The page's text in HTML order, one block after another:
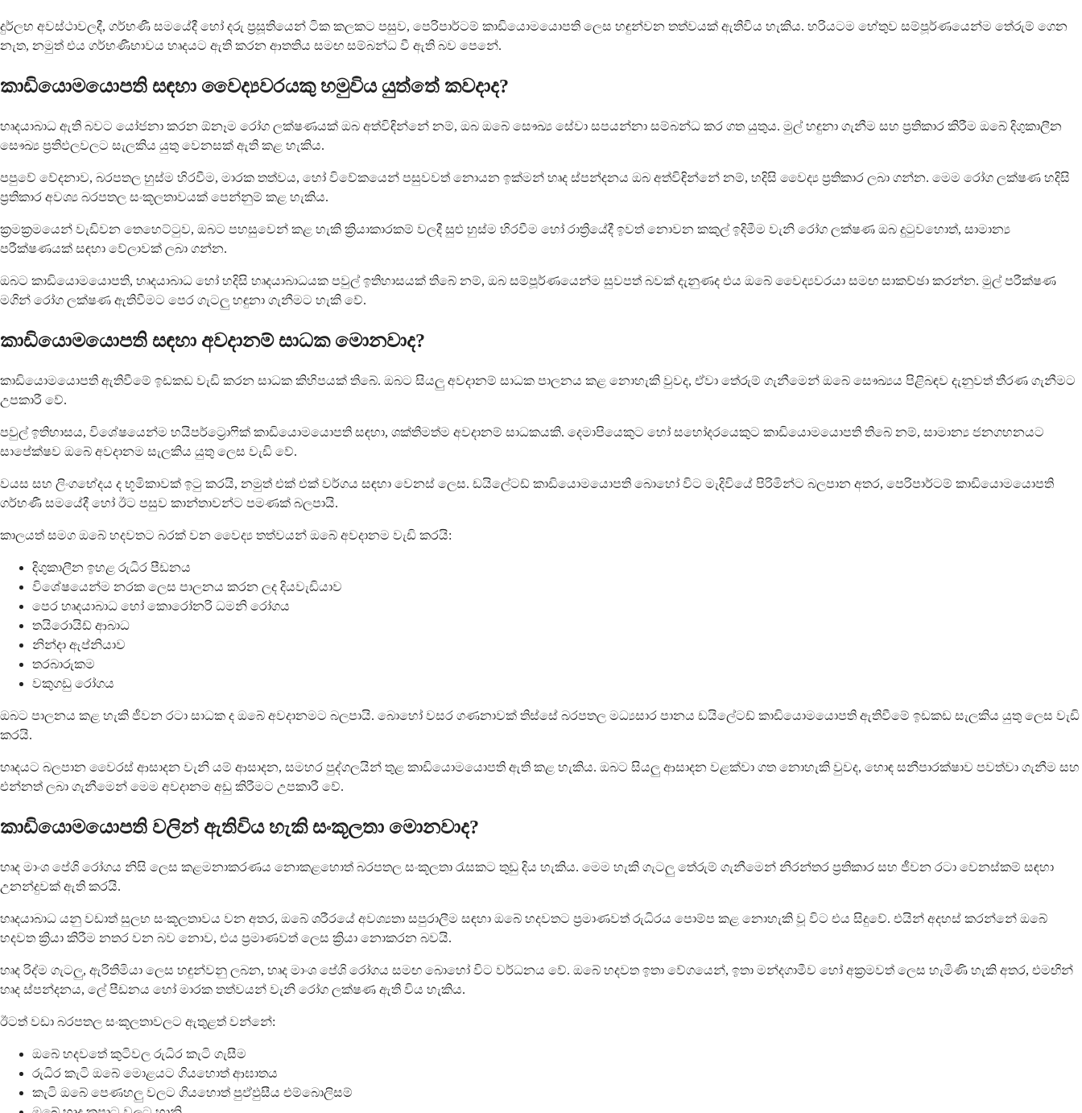
දුර්ලභ අවස්ථාවලදී, ගර්භණී සමයේදී හෝ දරු ප්‍රසූතියෙන් ටික කලකට පසුව, පෙරිපාර්ටම් කාඩියොමයොපති ලෙස හඳුන්වන තත්වයක් ඇතිවිය හැකිය. හරියටම හේතුව සම්පූර්ණයෙන්ම තේරුම් ගෙන
නැත, නමුත් එය ගර්භණීභාවය හෘදයට ඇති කරන ආතතිය සමඟ සම්බන්ධ වී ඇති බව පෙනේ.
කාඩියොමයොපති සඳහා වෛද්‍යවරයකු හමුවිය යුත්තේ කවදාද?
හෘදයාබාධ ඇති බවට යෝජනා කරන ඕනෑම රෝග ලක්ෂණයක් ඔබ අත්විඳින්නේ නම්, ඔබ ඔබේ සෞඛ්‍ය සේවා සපයන්නා සම්බන්ධ කර ගත යුතුය. මුල් හඳුනා ගැනීම සහ ප්‍රතිකාර කිරීම ඔබේ දිගුකාලීන
සෞඛ්‍ය ප්‍රතිඵලවලට සැලකිය යුතු වෙනසක් ඇති කළ හැකිය.
පපුවේ වේදනාව, බරපතල හුස්ම හිරවීම, මාරක තත්වය, හෝ විවේකයෙන් පසුවවත් නොයන ඉක්මන් හෘද ස්පන්දනය ඔබ අත්විඳින්නේ නම්, හදිසි වෛද්‍ය ප්‍රතිකාර ලබා ගන්න. මෙම රෝග ලක්ෂණ හදිසි
ප්‍රතිකාර අවශ්‍ය බරපතල සංකූලතාවයක් පෙන්නුම් කළ හැකිය.
ක්‍රමක්‍රමයෙන් වැඩිවන තෙහෙට්ටුව, ඔබට පහසුවෙන් කළ හැකි ක්‍රියාකාරකම් වලදී සුළු හුස්ම හිරවීම හෝ රාත්‍රියේදී ඉවත් නොවන කකුල් ඉදිමීම වැනි රෝග ලක්ෂණ ඔබ දුටුවහොත්, සාමාන්‍ය
පරීක්ෂණයක් සඳහා වේලාවක් ලබා ගන්න.
ඔබට කාඩියොමයොපති, හෘදයාබාධ හෝ හදිසි හෘදයාබාධයක පවුල් ඉතිහාසයක් තිබේ නම්, ඔබ සම්පූර්ණයෙන්ම සුවපත් බවක් දැනුණද එය ඔබේ වෛද්‍යවරයා සමඟ සාකච්ඡා කරන්න. මුල් පරීක්ෂණ
මගින් රෝග ලක්ෂණ ඇතිවීමට පෙර ගැටලු හඳුනා ගැනීමට හැකි වේ.
කාඩියොමයොපති සඳහා අවදානම් සාධක මොනවාද?
කාඩියොමයොපති ඇතිවීමේ ඉඩකඩ වැඩි කරන සාධක කිහිපයක් තිබේ. ඔබට සියලු අවදානම් සාධක පාලනය කළ නොහැකි වුවද, ඒවා තේරුම් ගැනීමෙන් ඔබේ සෞඛ්‍යය පිළිබඳව දැනුවත් තීරණ ගැනීමට
උපකාරී වේ.
පවුල් ඉතිහාසය, විශේෂයෙන්ම හයිපර්ට්‍රොෆික් කාඩියොමයොපති සඳහා, ශක්තිමත්ම අවදානම් සාධකයකි. දෙමාපියෙකුට හෝ සහෝදරයෙකුට කාඩියොමයොපති තිබේ නම්, සාමාන්‍ය ජනගහනයට
සාපේක්ෂව ඔබේ අවදානම සැලකිය යුතු ලෙස වැඩි වේ.
වයස සහ ලිංගභේදය ද භූමිකාවක් ඉටු කරයි, නමුත් එක් එක් වර්ගය සඳහා වෙනස් ලෙස. ඩයිලේටඩ් කාඩියොමයොපති බොහෝ විට මැදිවියේ පිරිමින්ට බලපාන අතර, පෙරිපාර්ටම් කාඩියොමයොපති
ගර්භණී සමයේදී හෝ ඊට පසුව කාන්තාවන්ට පමණක් බලපායි.
කාලයත් සමග ඔබේ හදවතට බරක් වන වෛද්‍ය තත්වයන් ඔබේ අවදානම වැඩි කරයි:
දිගුකාලීන ඉහළ රුධිර පීඩනය
විශේෂයෙන්ම නරක ලෙස පාලනය කරන ලද දියවැඩියාව
පෙර හෘදයාබාධ හෝ කොරෝනරි ධමනි රෝගය
තයිරොයිඩ් ආබාධ
නින්දා ඇප්නියාව
තරබාරුකම
වකුගඩු රෝගය
ඔබට පාලනය කළ හැකි ජීවන රටා සාධක ද ඔබේ අවදානමට බලපායි. බොහෝ වසර ගණනාවක් තිස්සේ බරපතල මධ්‍යසාර පානය ඩයිලේටඩ් කාඩියොමයොපති ඇතිවීමේ ඉඩකඩ සැලකිය යුතු ලෙස වැඩි
කරයි.
හෘදයට බලපාන වෛරස් ආසාදන වැනි යම් ආසාදන, සමහර පුද්ගලයින් තුළ කාඩියොමයොපති ඇති කළ හැකිය. ඔබට සියලු ආසාදන වළක්වා ගත නොහැකි වුවද, හොඳ සනීපාරක්ෂාව පවත්වා ගැනීම සහ
එන්නත් ලබා ගැනීමෙන් මෙම අවදානම අඩු කිරීමට උපකාරී වේ.
කාඩියොමයොපති වලින් ඇතිවිය හැකි සංකූලතා මොනවාද?
හෘද මාංශ පේශි රෝගය නිසි ලෙස කළමනාකරණය නොකළහොත් බරපතල සංකූලතා රැසකට තුඩු දිය හැකිය. මෙම හැකි ගැටලු තේරුම් ගැනීමෙන් නිරන්තර ප්‍රතිකාර සහ ජීවන රටා වෙනස්කම් සඳහා
උනන්දුවක් ඇති කරයි.
හෘදයාබාධ යනු වඩාත් සුලභ සංකූලතාවය වන අතර, ඔබේ ශරීරයේ අවශ්‍යතා සපුරාලීම සඳහා ඔබේ හදවතට ප්‍රමාණවත් රුධිරය පොම්ප කළ නොහැකි වූ විට එය සිදුවේ. එයින් අදහස් කරන්නේ ඔබේ
හදවත ක්‍රියා කිරීම නතර වන බව නොව, එය ප්‍රමාණවත් ලෙස ක්‍රියා නොකරන බවයි.
හෘද රිද්ම ගැටලු, ඇරිතිමියා ලෙස හඳුන්වනු ලබන, හෘද මාංශ පේශි රෝගය සමඟ බොහෝ විට වර්ධනය වේ. ඔබේ හදවත ඉතා වේගයෙන්, ඉතා මන්දගාමීව හෝ අක්‍රමවත් ලෙස හැමිණි හැකි අතර, එමඟින්
හෘද ස්පන්දනය, ලේ පීඩනය හෝ මාරක තත්වයන් වැනි රෝග ලක්ෂණ ඇති විය හැකිය.
ඊටත් වඩා බරපතල සංකූලතාවලට ඇතුළත් වන්නේ:
ඔබේ හදවතේ කුටිවල රුධිර කැටි ගැසීම
රුධිර කැටි ඔබේ මොළයට ගියහොත් ආඝාතය
කැටි ඔබේ පෙණහලු වලට ගියහොත් පුඵ්ඵුසීය එම්බොලිසම්